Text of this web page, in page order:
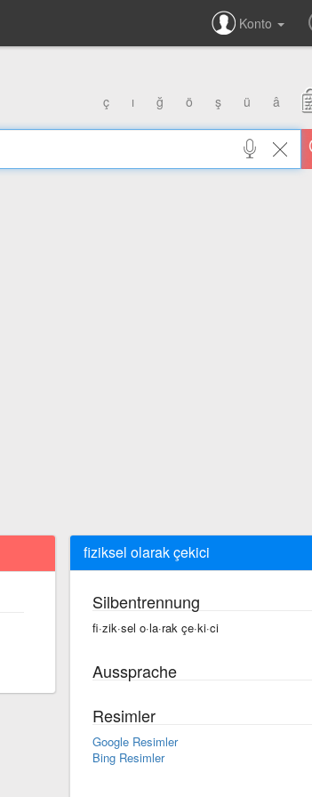
Konto
ç ı ğ ö ş ü â
fiziksel olarak çekici
Silbentrennung
fi·zik·sel o·la·rak çe·ki·ci
Aussprache
Resimler
Google Resimler
Bing Resimler